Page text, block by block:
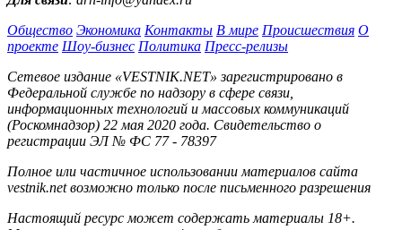
Общество Экономика Контакты В мире Происшествия О
проекте Шоу-бизнес Политика Пресс-релизы
Сетевое издание «VESTNIK.NET» зарегистрировано в
Федеральной службе по надзору в сфере связи,
информационных технологий и массовых коммуникаций
(Роскомнадзор) 22 мая 2020 года. Свидетельство о
регистрации ЭЛ № ФС 77 - 78397
Полное или частичное использовании материалов сайта
vestnik.net возможно только после письменного разрешения
Настоящий ресурс может содержать материалы 18+.